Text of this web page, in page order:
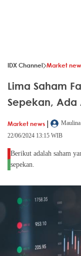
IDX Channel Market
Lima Saham
Sepekan, Ada
Market news |
22/06/2024 13:15 WIB
Berikut adalah saham
sepekan.